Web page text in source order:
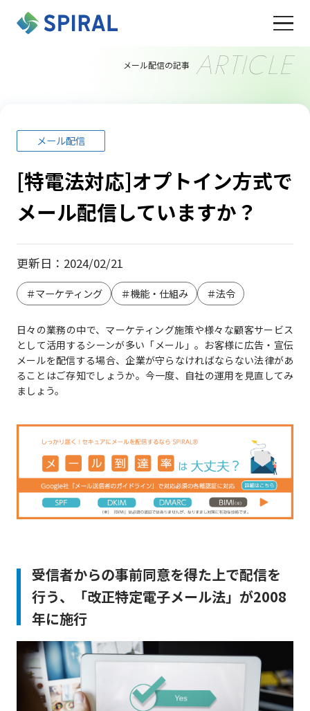
メール配信の記事 ARTICLE
メール配信
[特電法対応]オプトイン方式で
メール配信していますか？
更新日：2024/02/21
＃マーケティング ＃機能・仕組み ＃法令
日々の業務の中で、マーケティング施策や様々な顧客サービス
として活用するシーンが多い「メール」。お客様に広告・宣伝
メールを配信する場合、企業が守らなければならない法律があ
ることはご存知でしょうか。今一度、自社の運用を見直してみ
ましょう。
受信者からの事前同意を得た上で配信を
行う、「改正特定電子メール法」が2008
年に施行